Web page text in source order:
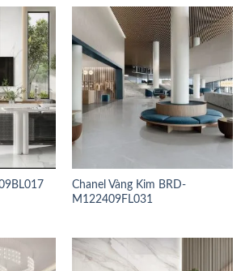
Chanel Vàng Kim BRD-
M122409FL031